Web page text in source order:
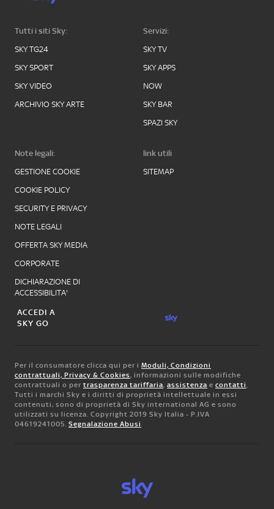
Tutti i siti Sky:
SKY TG24
SKY SPORT
SKY VIDEO
ARCHIVIO SKY ARTE
Servizi:
SKY TV
SKY APPS
NOW
SKY BAR
SPAZI SKY
Note legali:
GESTIONE COOKIE
COOKIE POLICY
SECURITY E PRIVACY
NOTE LEGALI
OFFERTA SKY MEDIA
CORPORATE
DICHIARAZIONE DI
ACCESSIBILITA'
link utili
SITEMAP
ACCEDI A
SKY GO
Per il consumatore clicca qui per i Moduli, Condizioni
contrattuali, Privacy & Cookies, informazioni sulle modifiche
contrattuali o per trasparenza tariffaria, assistenza e contatti.
Tutti i marchi Sky e i diritti di proprietà intellettuale in essi
contenuti, sono di proprietà di Sky international AG e sono
utilizzati su licenza. Copyright 2019 Sky Italia - P.IVA
04619241005. Segnalazione Abusi